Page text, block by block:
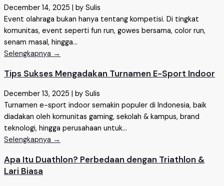
December 14, 2025
by Sulis
Event olahraga bukan hanya tentang kompetisi. Di tingkat
komunitas, event seperti fun run, gowes bersama, color run,
senam masal, hingga...
Selengkapnya →
Tips Sukses Mengadakan Turnamen E-Sport Indoor
December 13, 2025
by Sulis
Turnamen e-sport indoor semakin populer di Indonesia, baik
diadakan oleh komunitas gaming, sekolah & kampus, brand
teknologi, hingga perusahaan untuk...
Selengkapnya →
Apa Itu Duathlon? Perbedaan dengan Triathlon &
Lari Biasa